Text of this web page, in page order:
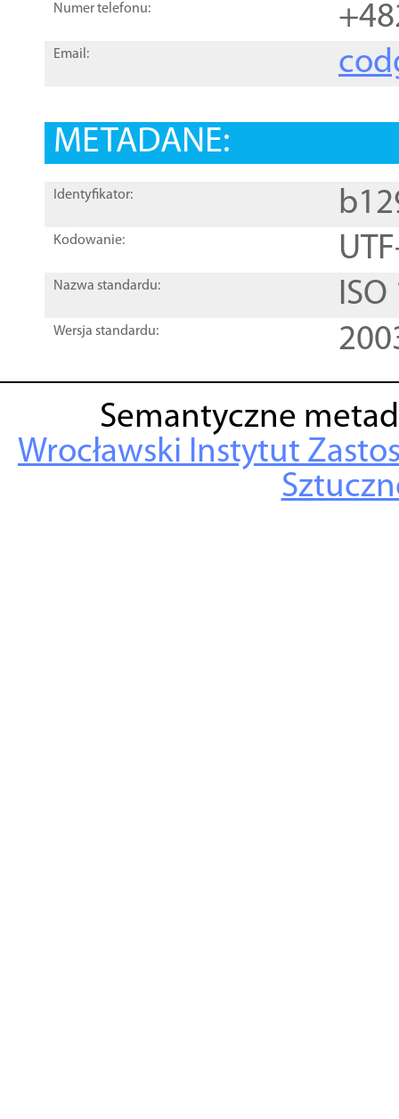
Numer telefonu:
Email:
METADANE:
Identyfikator:
Kodowanie:
Nazwa standardu:
Wersja standardu:
Semantyczne
Wrocławski Instytut